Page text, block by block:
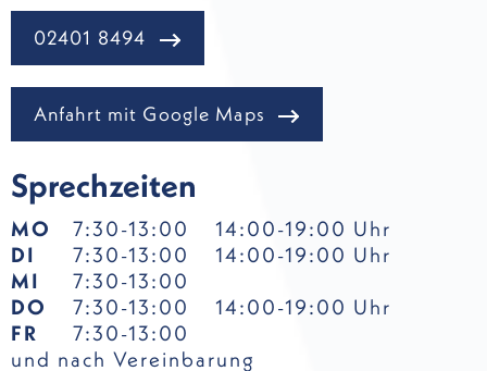
02401 8494
Anfahrt mit Google Maps
Sprechzeiten
MO 7:30-13:00
14:00-19:00 Uhr
DI
7:30-13:00
14:00-19:00 Uhr
MI
7:30-13:00
DO 7:30-13:00 14:00-19:00 Uhr
FR
7:30-13:00
und nach Vereinbarung